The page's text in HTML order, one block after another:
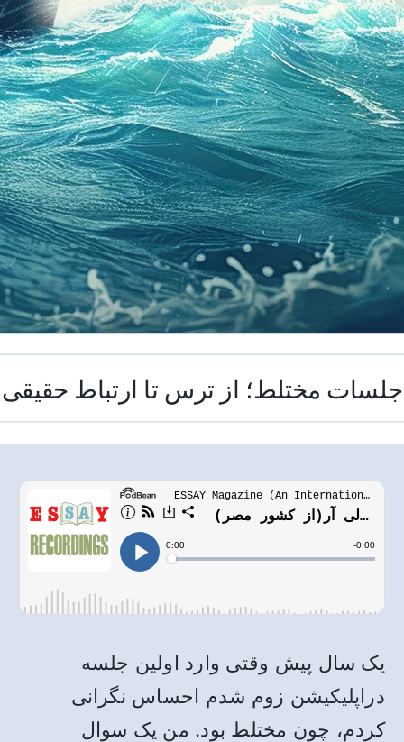
جلسات مختلط؛ از ترس تا ارتباط حقیقی
یک سال پیش وقتی وارد اولین جلسه
دراپلیکیشن زوم شدم احساس نگرانی
کردم، چون مختلط بود. من یک سوال